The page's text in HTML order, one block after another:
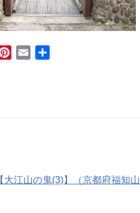
大江山の鬼(3)】（京都府福知山